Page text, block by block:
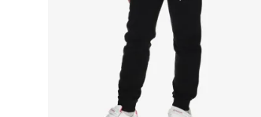
Uporedi